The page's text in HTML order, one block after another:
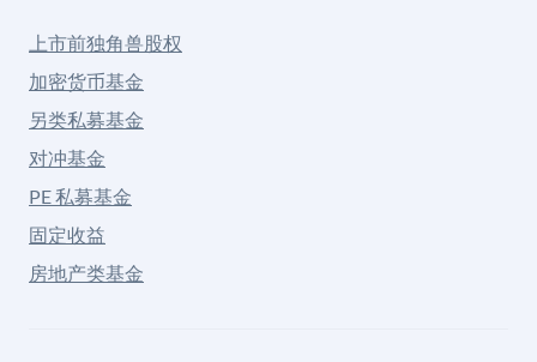
上市前独角兽股权
加密货币基金
另类私募基金
对冲基金
PE 私募基金
固定收益
房地产类基金